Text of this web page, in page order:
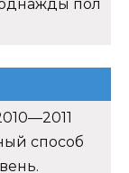
пол
способ